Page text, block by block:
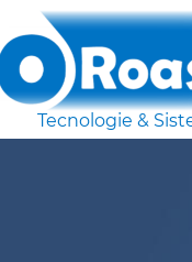
Tecnologie &